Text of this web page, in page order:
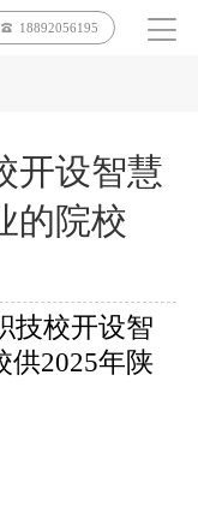
18892056195
开设智慧
的院校
技校开设智
供2025年陕